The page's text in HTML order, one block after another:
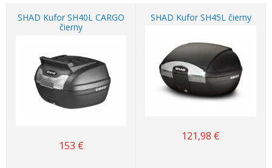
SHAD Kufor SH40L CARGO
čierny
153 €
SHAD Kufor SH45L čierny
121,98 €